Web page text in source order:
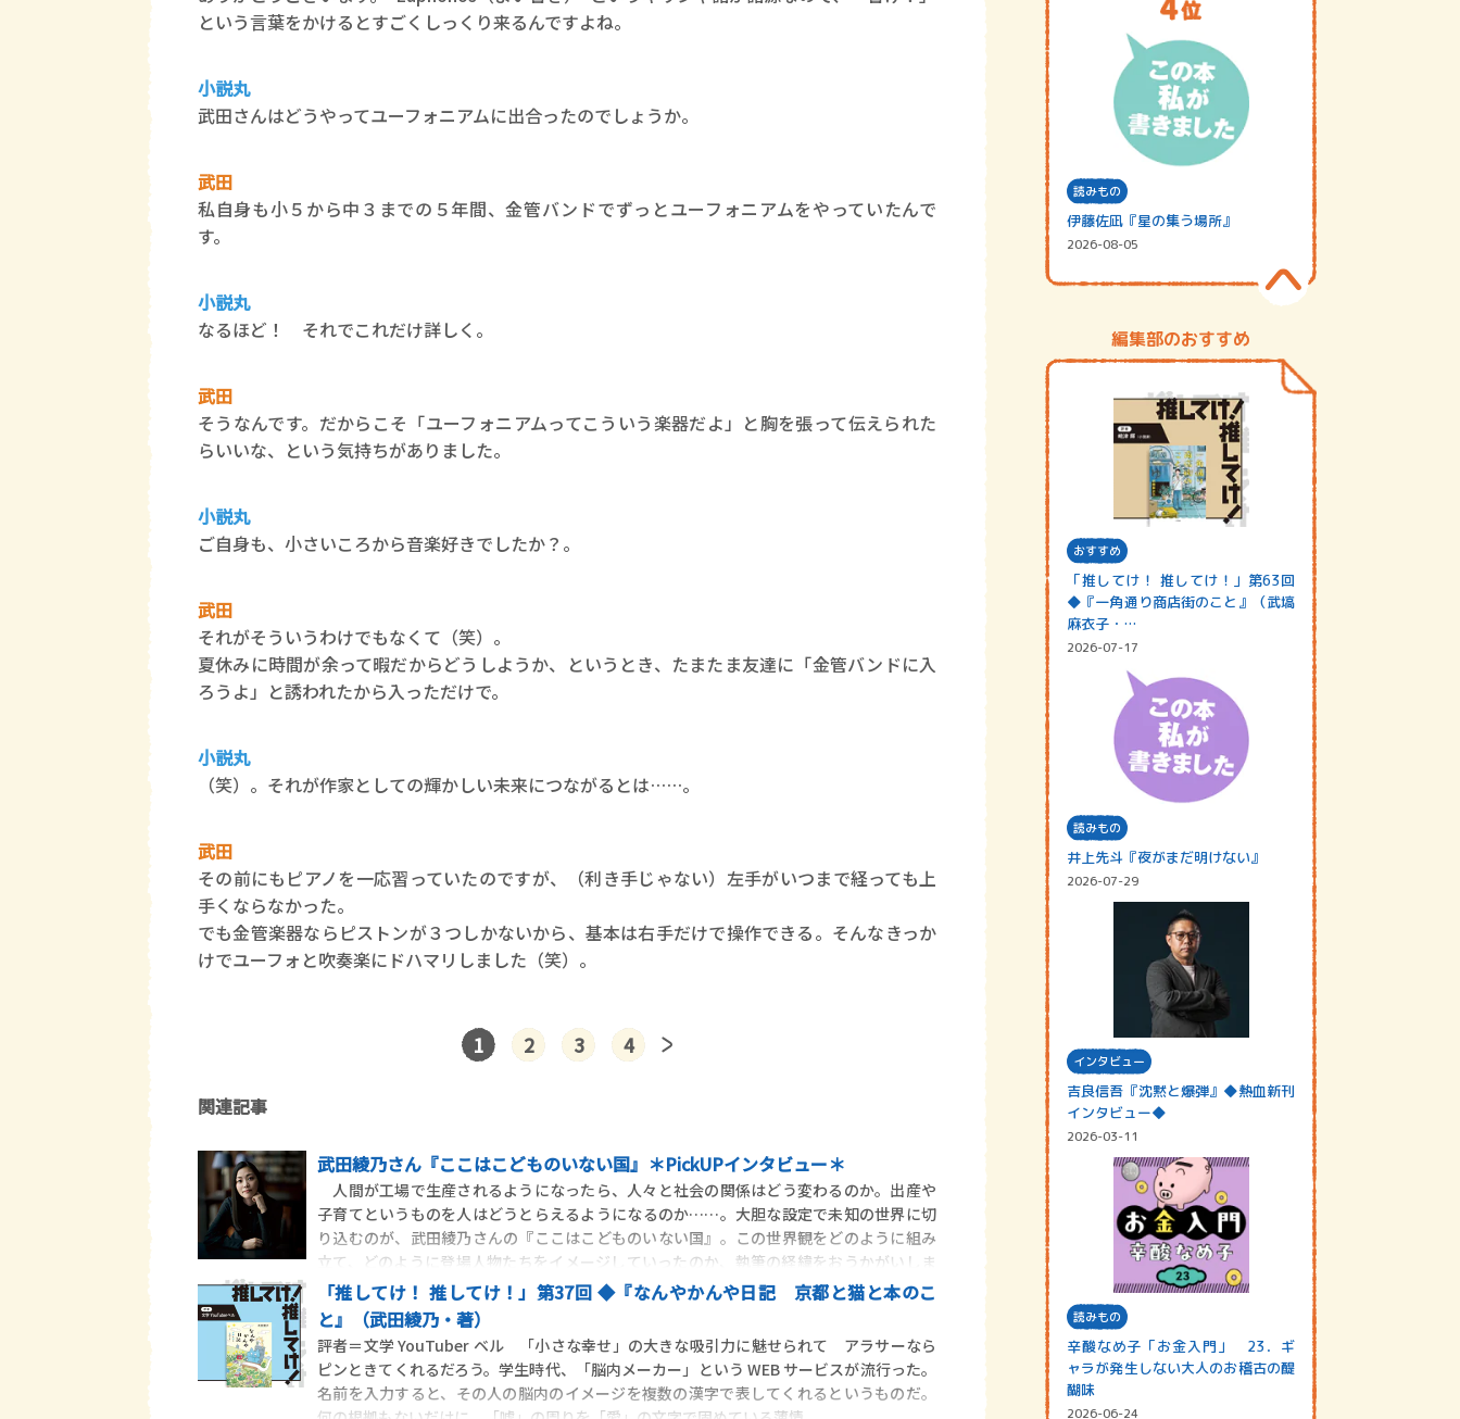
という言葉をかけるとすごくしっくり来るんですよね。
小説丸
武田さんはどうやってユーフォニアムに出合ったのでしょうか。
武田
私自身も小５から中３までの５年間、金管バンドでずっとユーフォニアムをやっていたんで
す。
小説丸
なるほど！ それでこれだけ詳しく。
武田
そうなんです。だからこそ「ユーフォニアムってこういう楽器だよ」と胸を張って伝えられた
らいいな、という気持ちがありました。
小説丸
ご自身も、小さいころから音楽好きでしたか？。
武田
それがそういうわけでもなくて（笑）。
夏休みに時間が余って暇だからどうしようか、というとき、たまたま友達に「金管バンドに入
ろうよ」と誘われたから入っただけで。
小説丸
（笑）。それが作家としての輝かしい未来につながるとは……。
武田
その前にもピアノを一応習っていたのですが、（利き手じゃない）左手がいつまで経っても上
手くならなかった。
でも金管楽器ならピストンが３つしかないから、基本は右手だけで操作できる。そんなきっか
けでユーフォと吹奏楽にドハマリしました（笑）。
1 2 3 4
関連記事
武田綾乃さん『ここはこどものいない国』＊PickUPインタビュー＊
人間が工場で生産されるようになったら、人々と社会の関係はどう変わるのか。出産や
子育てというものを人はどうとらえるようになるのか……。大胆な設定で未知の世界に切
り込むのが、武田綾乃さんの『ここはこどものいない国』。この世界観をどのように組み
立て、どのように登場人物たちをイメージしていったのか、執筆の経緯をおうかがいしま
し「推してけ！ 推してけ！」第37回 ◆『なんやかんや日記 京都と猫と本のこ
と』（武田綾乃・著）
評者＝文学 YouTuber ベル 「小さな幸せ」の大きな吸引力に魅せられて アラサーなら
ピンときてくれるだろう。学生時代、「脳内メーカー」という WEB サービスが流行った。
名前を入力すると、その人の脳内のイメージを複数の漢字で表してくれるというものだ。
読みもの
伊藤佐凪『星の集う場所』
2026-08-05
編集部のおすすめ
おすすめ
「推してけ！ 推してけ！」第63回
◆『一角通り商店街のこと』（武塙
麻衣子・…
2026-07-17
読みもの
井上先斗『夜がまだ明けない』
2026-07-29
インタビュー
吉良信吾『沈黙と爆弾』◆熱血新刊
インタビュー◆
2026-03-11
読みもの
辛酸なめ子「お金入門」 23．ギ
ャラが発生しない大人のお稽古の醍
醐味
2026-06-24